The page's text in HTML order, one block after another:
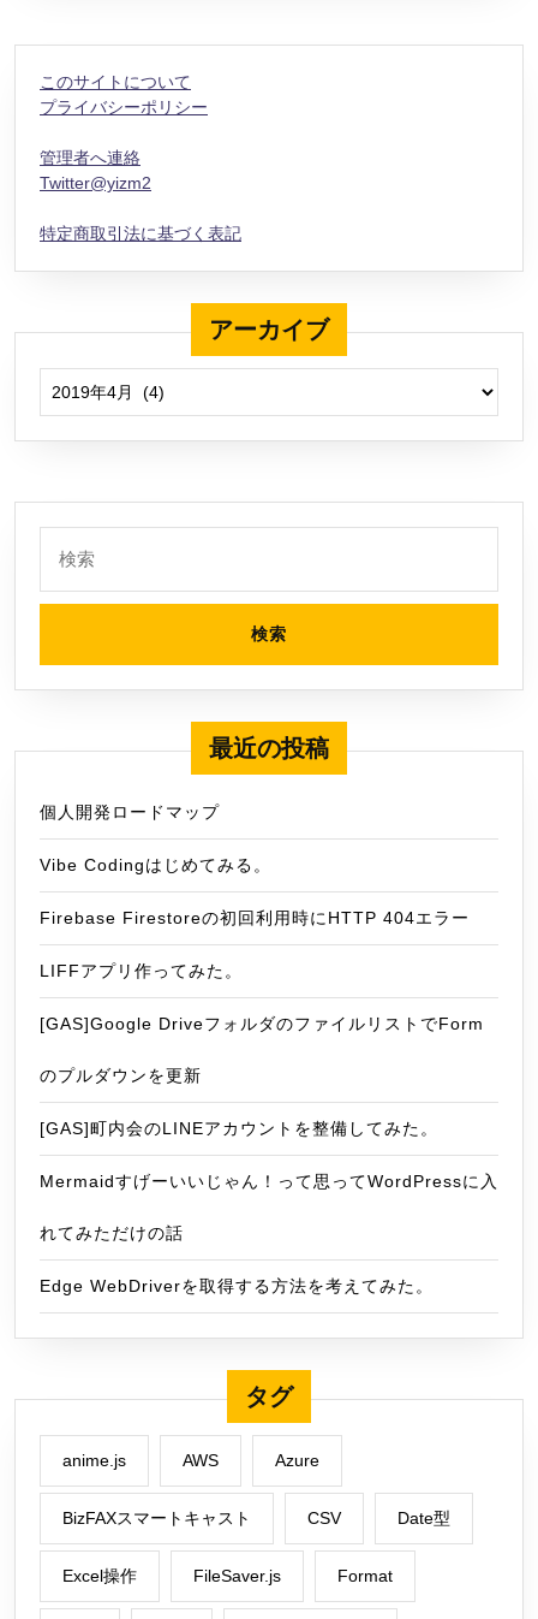
このサイトについて
プライバシーポリシー
管理者へ連絡
Twitter@yizm2
特定商取引法に基づく表記
アーカイブ
索:
最近の投稿
個人開発ロードマップ
Vibe Codingはじめてみる。
Firebase Firestoreの初回利用時にHTTP 404エラー
LIFFアプリ作ってみた。
[GAS]Google DriveフォルダのファイルリストでForm
のプルダウンを更新
[GAS]町内会のLINEアカウントを整備してみた。
Mermaidすげーいいじゃん！って思ってWordPressに入
れてみただけの話
Edge WebDriverを取得する方法を考えてみた。
タグ
anime.js AWS Azure
BizFAXスマートキャスト CSV Date型
Excel操作 FileSaver.js Format